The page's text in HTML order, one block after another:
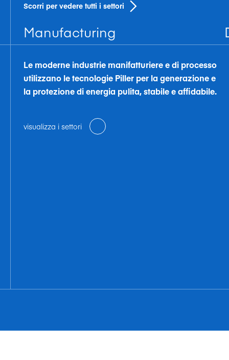
Scorri per vedere tutti i settori
Manufacturing
Le moderne industrie manifatturiere e di processo
utilizzano le tecnologie Piller per la generazione e
la protezione di energia pulita, stabile e affidabile.
visualizza i settori